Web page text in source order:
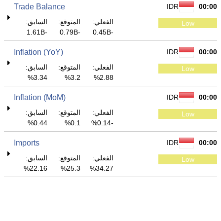
00:00
IDR
Trade Balance
Low
الفعلي:
-0.45B
المتوقع:
-0.79B
السابق:
-1.61B
00:00
IDR
Inflation (YoY)
Low
الفعلي:
2.88%
المتوقع:
3.2%
السابق:
3.34%
00:00
IDR
Inflation (MoM)
Low
الفعلي:
-0.14%
المتوقع:
0.1%
السابق:
0.44%
00:00
IDR
Imports
Low
الفعلي:
34.27%
المتوقع:
25.3%
السابق:
22.16%